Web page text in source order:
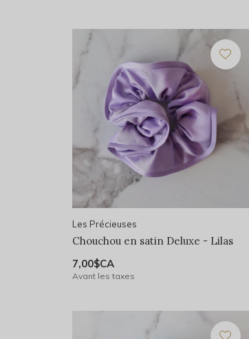
Les Précieuses
Chouchou en satin Deluxe - Lilas
7,00$CA
Avant les taxes